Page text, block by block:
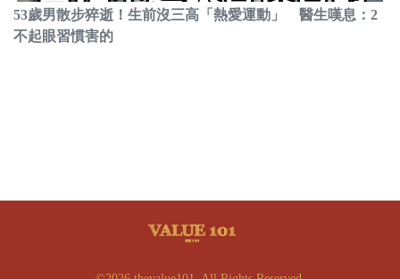
53歲男散步猝逝！生前沒三高「熱愛運動」 醫生嘆息：2
不起眼習慣害的